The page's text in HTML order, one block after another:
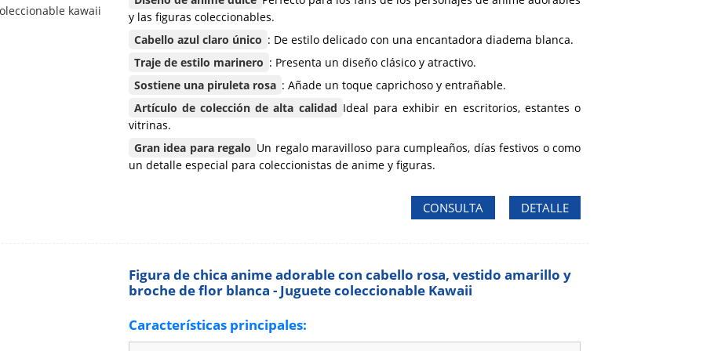
y las figuras coleccionables.
Cabello azul claro único : De estilo delicado con una encantadora diadema blanca.
Traje de estilo marinero : Presenta un diseño clásico y atractivo.
Sostiene una piruleta rosa : Añade un toque caprichoso y entrañable.
Artículo de colección de alta calidad Ideal para exhibir en escritorios, estantes o
vitrinas.
Gran idea para regalo Un regalo maravilloso para cumpleaños, días festivos o como
un detalle especial para coleccionistas de anime y figuras.
CONSULTA DETALLE
Figura de chica anime adorable con cabello rosa, vestido amarillo y
broche de flor blanca - Juguete coleccionable Kawaii
Características principales: